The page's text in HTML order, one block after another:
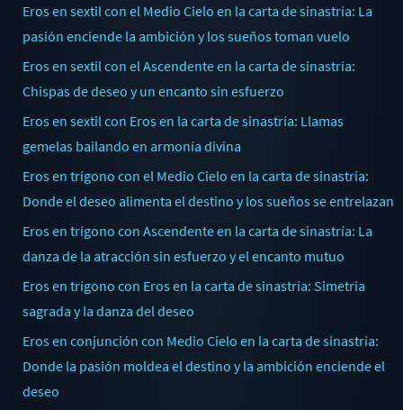
Eros en sextil con el Medio Cielo en la carta de sinastría: La
pasión enciende la ambición y los sueños toman vuelo
Eros en sextil con el Ascendente en la carta de sinastría:
Chispas de deseo y un encanto sin esfuerzo
Eros en sextil con Eros en la carta de sinastría: Llamas
gemelas bailando en armonía divina
Eros en trígono con el Medio Cielo en la carta de sinastría:
Donde el deseo alimenta el destino y los sueños se entrelazan
Eros en trígono con Ascendente en la carta de sinastría: La
danza de la atracción sin esfuerzo y el encanto mutuo
Eros en trígono con Eros en la carta de sinastría: Simetría
sagrada y la danza del deseo
Eros en conjunción con Medio Cielo en la carta de sinastría:
Donde la pasión moldea el destino y la ambición enciende el
deseo